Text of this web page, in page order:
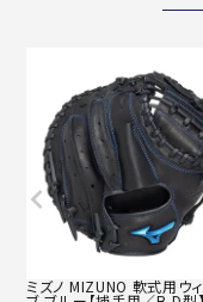
ミズノ MIZUNO 軟式用ウ